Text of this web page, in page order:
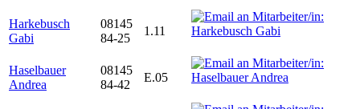
Harkebusch
Gabi
08145
84-25
1.11
Haselbauer
Andrea
08145
84-42
E.05